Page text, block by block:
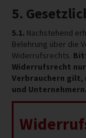
5.
5.1. Nachstehend
Belehrung über die
Widerrufsrechts.
Widerrufsrecht
Verbrauchern gilt,
und Unternehmern.